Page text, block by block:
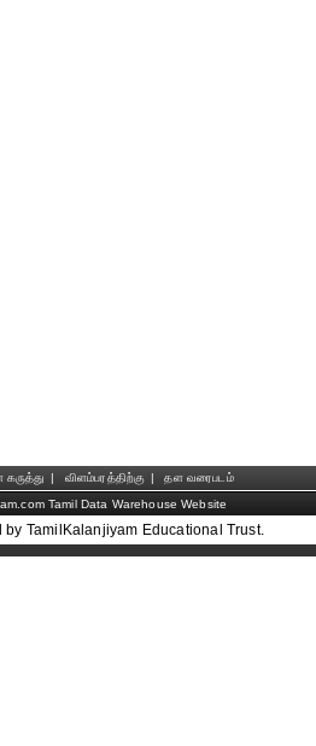
| விளம்பரத்திற்கு |
தள வரைபடம்
Tamil Data Warehouse Website
TamilKalanjiyam Educational Trust.